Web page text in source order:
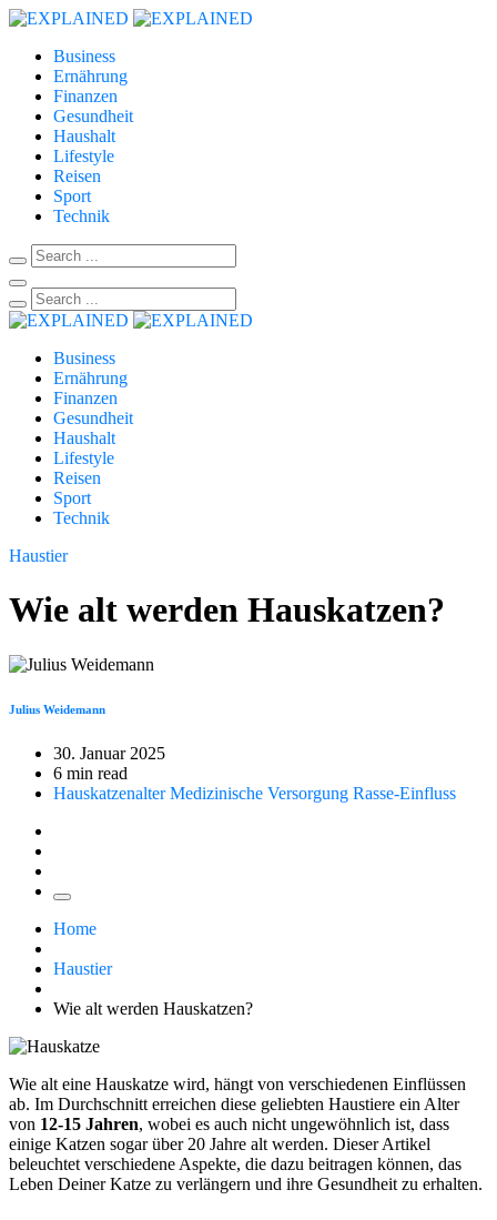
Business
Ernährung
Finanzen
Gesundheit
Haushalt
Lifestyle
Reisen
Sport
Technik
Business
Ernährung
Finanzen
Gesundheit
Haushalt
Lifestyle
Reisen
Sport
Technik
Haustier
Wie alt werden Hauskatzen?
Julius Weidemann
30. Januar 2025
6 min read
Hauskatzenalter Medizinische Versorgung Rasse-Einfluss
Home
Haustier
Wie alt werden Hauskatzen?
Wie alt eine Hauskatze wird, hängt von verschiedenen Einflüssen
ab. Im Durchschnitt erreichen diese geliebten Haustiere ein Alter
von 12-15 Jahren, wobei es auch nicht ungewöhnlich ist, dass
einige Katzen sogar über 20 Jahre alt werden. Dieser Artikel
beleuchtet verschiedene Aspekte, die dazu beitragen können, das
Leben Deiner Katze zu verlängern und ihre Gesundheit zu erhalten.